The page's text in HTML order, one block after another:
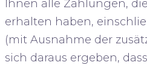
Ihnen alle Zahlungen,
erhalten haben,
(mit Ausnahme der
sich daraus ergeben,